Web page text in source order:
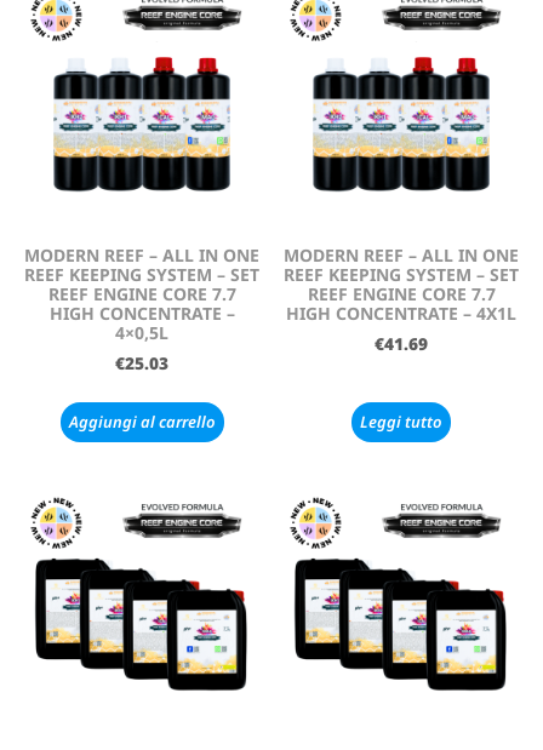
MODERN REEF – ALL IN ONE
REEF KEEPING SYSTEM – SET
REEF ENGINE CORE 7.7
HIGH CONCENTRATE –
4×0,5L
€25.03
Aggiungi al carrello
MODERN REEF – ALL IN ONE
REEF KEEPING SYSTEM – SET
REEF ENGINE CORE 7.7
HIGH CONCENTRATE – 4X1L
€41.69
Leggi tutto